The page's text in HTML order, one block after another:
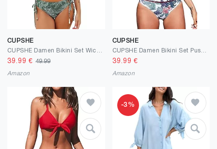
CUPSHE
39.99 €49.99
Amazon
CUPSHE
39.99 €
Amazon
-3%